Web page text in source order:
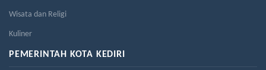
Wisata dan Religi
Kuliner
PEMERINTAH KOTA KEDIRI